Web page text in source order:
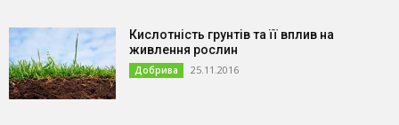
Кислотність грунтів та її вплив на
живлення рослин
Добрива 25.11.2016